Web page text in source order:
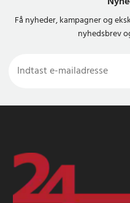
Få nyheder, kampagner og
nyhedsbrev